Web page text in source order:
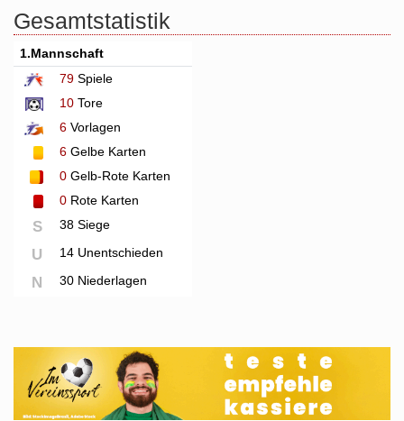
Gesamtstatistik
1.Mannschaft
79 Spiele
10 Tore
6 Vorlagen
6 Gelbe Karten
0 Gelb-Rote Karten
0 Rote Karten
S 38 Siege
U 14 Unentschieden
N 30 Niederlagen